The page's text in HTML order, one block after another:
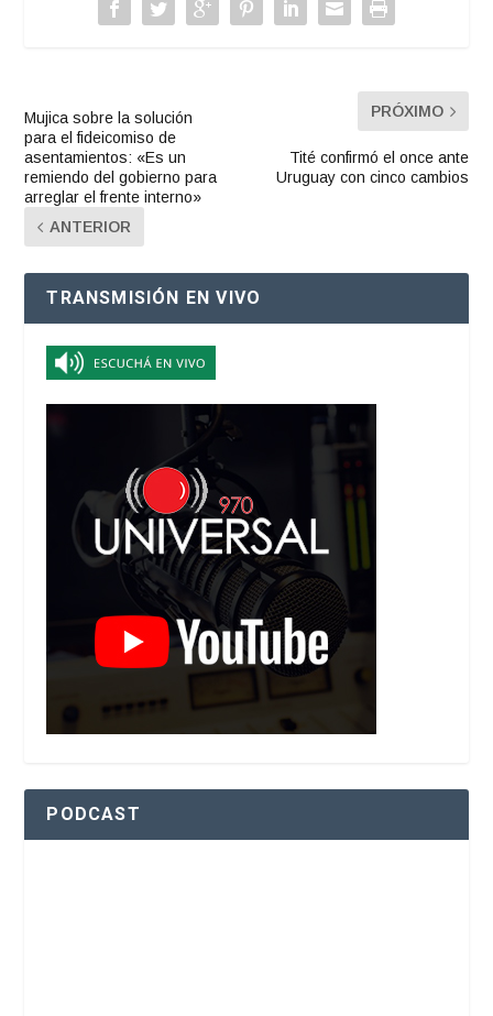
Mujica sobre la solución
para el fideicomiso de
asentamientos: «Es un
remiendo del gobierno para
arreglar el frente interno»
ANTERIOR
PRÓXIMO
Tité confirmó el once ante
Uruguay con cinco cambios
TRANSMISIÓN EN VIVO
PODCAST